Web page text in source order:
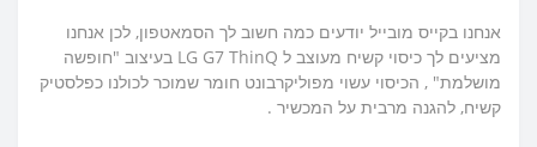
אנחנו בקייס מובייל יודעים כמה חשוב לך הסמאטפון, לכן אנחנו
מציעים לך כיסוי קשיח מעוצב ל LG G7 ThinQ בעיצוב "חופשה
מושלמת" , הכיסוי עשוי מפוליקרבונט חומר שמוכר לכולנו כפלסטיק
קשיח, להגנה מרבית על המכשיר .